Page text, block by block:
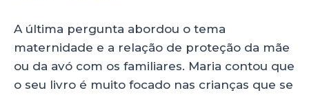
A última pergunta abordou o tema
maternidade e a relação de proteção da mãe
ou da avó com os familiares. Maria contou que
o seu livro é muito focado nas crianças que se